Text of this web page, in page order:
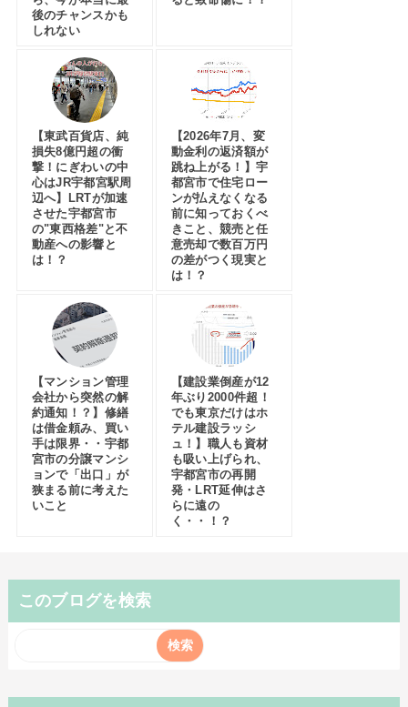
後のチャンスかも
しれない
【東武百貨店、純
損失8億円超の衝
撃！にぎわいの中
心はJR宇都宮駅周
辺へ】LRTが加速
させた宇都宮市
の"東西格差"と不
動産への影響と
は！？
【2026年7月、変
動金利の返済額が
跳ね上がる！】宇
都宮市で住宅ロー
ンが払えなくなる
前に知っておくべ
きこと、競売と任
意売却で数百万円
の差がつく現実と
は！？
【マンション管理
会社から突然の解
約通知！？】修繕
は借金頼み、買い
手は限界・・宇都
宮市の分譲マンシ
ョンで「出口」が
狭まる前に考えた
いこと
【建設業倒産が12
年ぶり2000件超！
でも東京だけはホ
テル建設ラッシ
ュ！】職人も資材
も吸い上げられ、
宇都宮市の再開
発・LRT延伸はさ
らに遠の
く・・！？
このブログを検索